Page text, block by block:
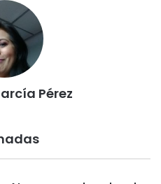
Pérez